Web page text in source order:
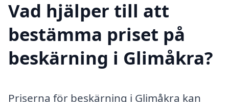
Vad hjälper till att
bestämma priset på
beskärning i Glimåkra?
Priserna för beskärning i Glimåkra kan